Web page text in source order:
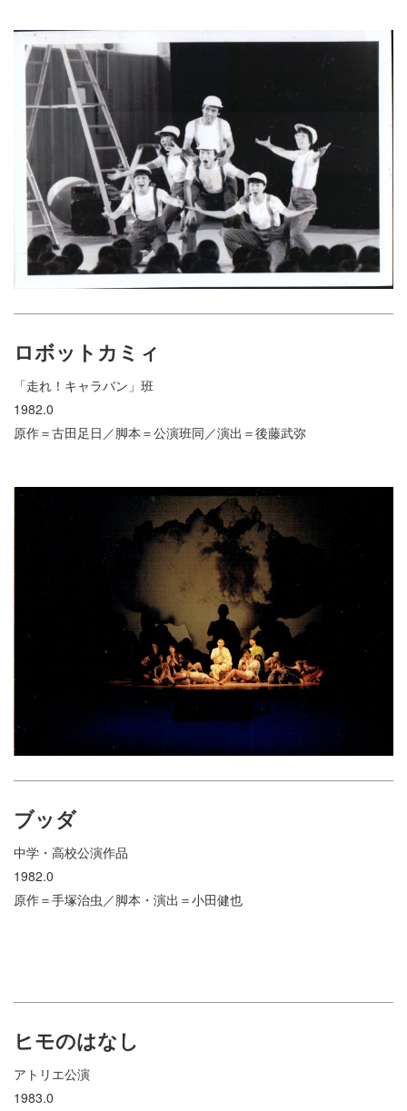
ロボットカミィ
「走れ！キャラバン」班
1982.0
原作＝古田足日／脚本＝公演班同／演出＝後藤武弥
ブッダ
中学・高校公演作品
1982.0
原作＝手塚治虫／脚本・演出＝小田健也
ヒモのはなし
アトリエ公演
1983.0